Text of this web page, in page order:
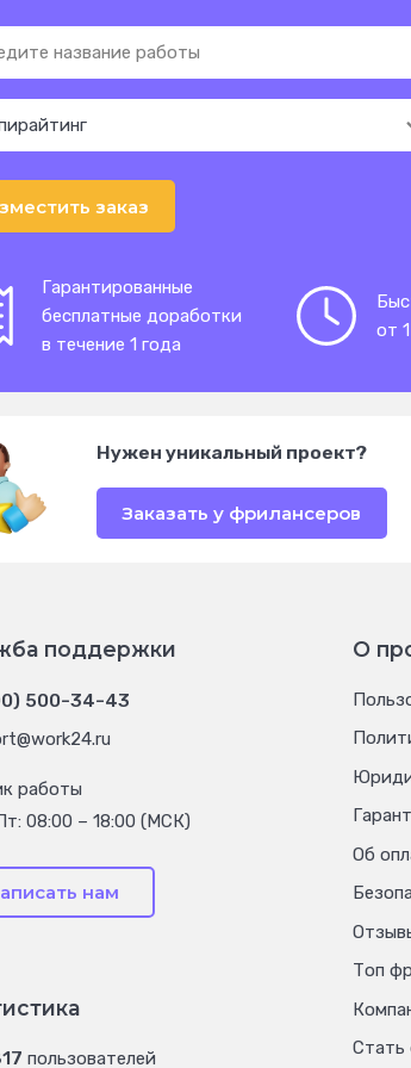
заказ
Гарантированные
бесплатные доработки
в течение 1 года
от
Нужен уникальный проект?
Заказать у фрилансеров
поддержки
500-34-43
работы
08:00 – 18:00 (МСК)
нам
О
Об
Топ
Стать
пользователей